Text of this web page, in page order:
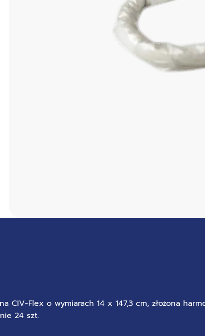
CIV-Flex o wymiarach 14 x 147,3 cm, złożona
24 szt.